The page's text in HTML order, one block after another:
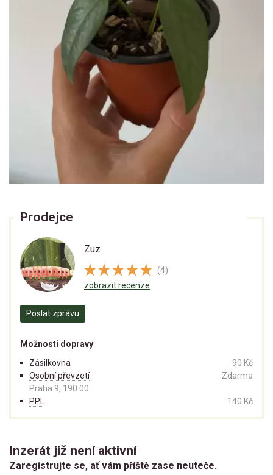
Prodejce
Zuz
(4)
zobrazit recenze
Poslat zprávu
Možnosti dopravy
Zásilkovna
90 Kč
Osobní převzetí
Praha 9, 190 00
Zdarma
PPL 140 Kč
Inzerát již není aktivní
Zaregistrujte se, ať vám příště zase neuteče.